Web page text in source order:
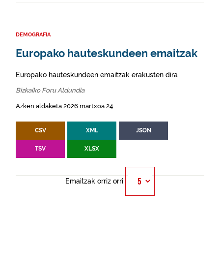
DEMOGRAFIA
Europako hauteskundeen emaitzak
Europako hauteskundeen emaitzak erakusten dira
Bizkaiko Foru Aldundia
Azken aldaketa 2026 martxoa 24
CSV XML JSON
TSV XLSX
Emaitzak orriz orri